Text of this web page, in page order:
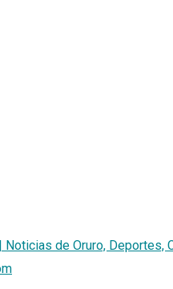
Noticias de Oruro, Deportes,